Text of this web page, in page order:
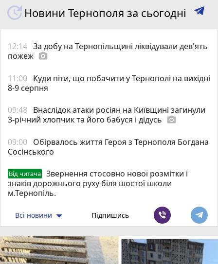
Новини Тернополя за сьогодні
12:14 За добу на Тернопільщині ліквідували дев'ять
пожеж photo_camera
11:00 Куди піти, що побачити у Тернополі на вихідні
8-9 серпня
09:48
Внаслідок атаки росіян на Київщині загинули
3-річний хлопчик та його бабуся і дідусь photo_camera
09:00 Обірвалось життя Героя з Тернополя Богдана
Сосінського
Від читача
Звернення стосовно нової розмітки і
знаків дорожнього руху біля шостої школи
м.Тернопіль.
Всі новини Підпишись